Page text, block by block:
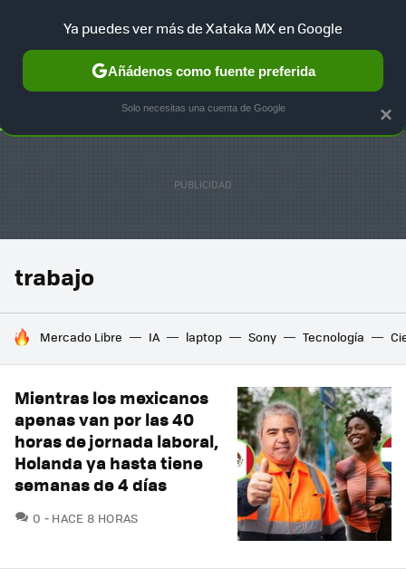
SELECCIÓN GAMING HOME AUTO TERRITORIO
trabajo
HOY SE HABLA DE
Mercado Libre IA laptop Sony Tecnología
Mientras los mexicanos
apenas van por las 40
horas de jornada laboral,
Holanda ya hasta tiene
semanas de 4 días
0 COMENTARIOS
HACE 8 HORAS
×
Ya puedes ver más de Xataka MX en Google
Añádenos como fuente preferida
Solo necesitas una cuenta de Google